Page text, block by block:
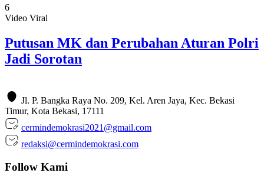
6
Video Viral
Putusan MK dan Perubahan Aturan Polri
Jadi Sorotan
Jl. P. Bangka Raya No. 209, Kel. Aren Jaya, Kec. Bekasi
Timur, Kota Bekasi, 17111
cermindemokrasi2021@gmail.com
redaksi@cermindemokrasi.com
Follow Kami